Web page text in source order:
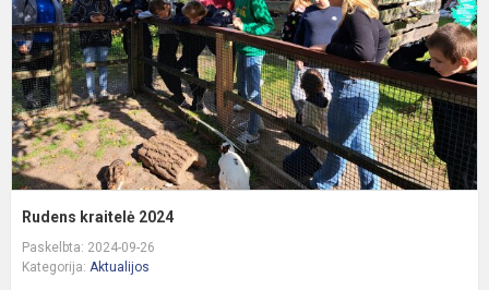
Rudens kraitelė 2024
Paskelbta: 2024-09-26
Kategorija: Aktualijos